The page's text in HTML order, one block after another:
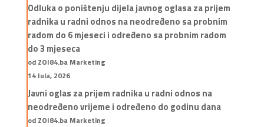
Odluka o poništenju dijela javnog oglasa za prijem
radnika u radni odnos na neodređeno sa probnim
radom do 6 mjeseci i određeno sa probnim radom
do 3 mjeseca
od ZOI84.ba Marketing
14 Jula, 2026
Javni oglas za prijem radnika u radni odnos na
neodređeno vrijeme i određeno do godinu dana
od ZOI84.ba Marketing